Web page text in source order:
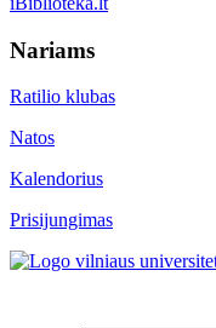
Nariams
Ratilio klubas
Natos
Kalendorius
Prisijungimas